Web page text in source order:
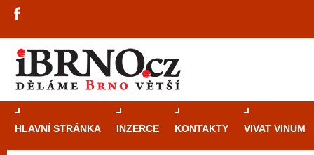
HLAVNÍ STRÁNKA INZERCE KONTAKTY VIVAT VINUM